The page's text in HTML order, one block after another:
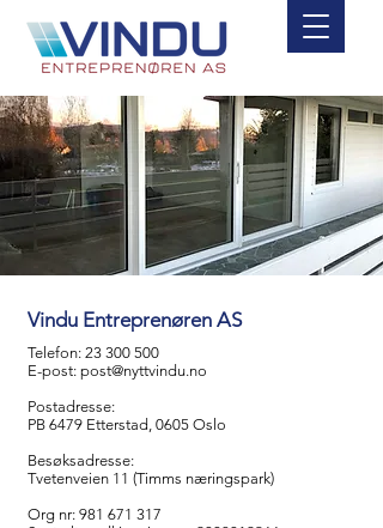
Vindu Entreprenøren AS
Telefon: 23 300 500
E-post: post@nyttvindu.no
Postadresse:
PB 6479 Etterstad, 0605 Oslo
Besøksadresse:
Tvetenveien 11 (Timms næringspark)
Org nr: 981 671 317